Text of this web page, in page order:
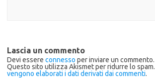
Lascia un commento
Devi essere connesso per inviare un commento.
Questo sito utilizza Akismet per ridurre lo spam.
vengono elaborati i dati derivati dai commenti.